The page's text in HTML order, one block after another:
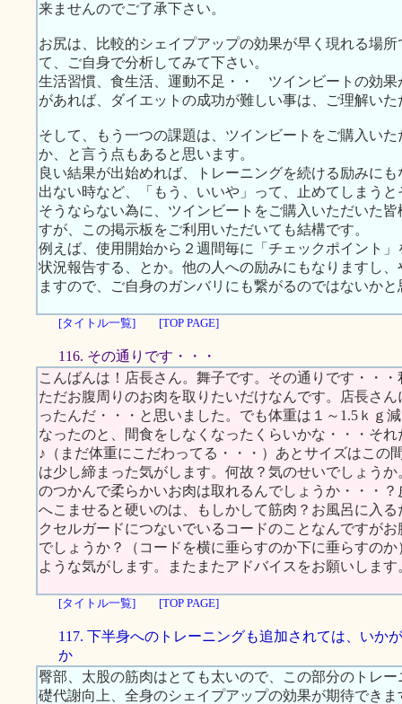
来ませんのでご了承下さい。
お尻は、比較的シェイプアップの効果が早く現れる場
て、ご自身で分析してみて下さい。
生活習慣、食生活、運動不足・・ ツインビートの効果
があれば、ダイエットの成功が難しい事は、ご理解い
そして、もう一つの課題は、ツインビートをご購入い
か、と言う点もあると思います。
良い結果が出始めれば、トレーニングを続ける励みに
出ない時など、「もう、いいや」って、止めてしまう
そうならない為に、ツインビートをご購入いただいた
すが、この掲示板をご利用いただいても結構です。
例えば、使用開始から２週間毎に「チェックポイント
状況報告する、とか。他の人への励みにもなりますし
ますので、ご自身のガンバリにも繋がるのではないかと
[タイトル一覧] [TOP PAGE]
116. その通りです・・・
こんばんは！店長さん。舞子です。その通りです・・
ただお腹周りのお肉を取りたいだけなんです。店長さ
ったんだ・・・と思いました。でも体重は１～1.5ｋｇ
なったのと、間食をしなくなったくらいかな・・・そ
♪（まだ体重にこだわってる・・・）あとサイズはこの
は少し締まった気がします。何故？気のせいでしょう
のつかんで柔らかいお肉は取れるんでしょうか・・・
へこませると硬いのは、もしかして筋肉？お風呂に入
クセルガードにつないでいるコードのことなんですが
でしょうか？（コードを横に垂らすのか下に垂らすの
ような気がします。またまたアドバイスをお願いします
[タイトル一覧] [TOP PAGE]
117. 下半身へのトレーニングも追加されては、いか
か
臀部、太股の筋肉はとても太いので、この部分のトレ
礎代謝向上、全身のシェイプアップの効果が期待できま